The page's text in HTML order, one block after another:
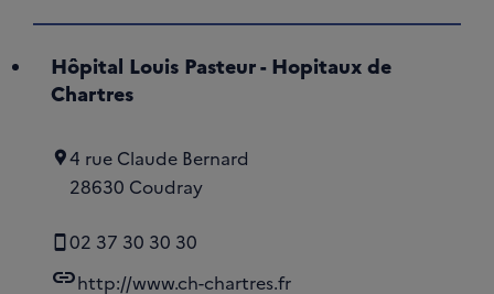
Hôpital Louis Pasteur - Hopitaux de
Chartres
4 rue Claude Bernard
28630 Coudray
02 37 30 30 30
linkhttp://www.ch-chartres.fr